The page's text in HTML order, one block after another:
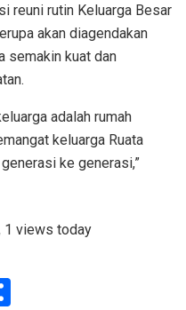
reuni rutin Keluarga Besar
akan diagendakan
semakin kuat dan
adalah rumah
keluarga Ruata
ke generasi,”
1 views today